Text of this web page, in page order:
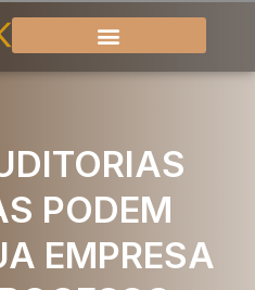
PODEM
EMPRESA